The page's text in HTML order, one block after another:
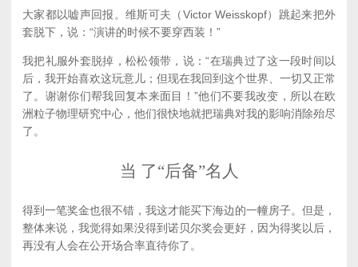
大家都以嘘声回报。维斯可夫（Victor Weisskopf）跳起来把外
套脱下，说：“演讲的时候不要穿西装！”
我把礼服外套脱掉，松松领带，说：“在瑞典过了这一段时间以
后，我开始喜欢这玩意儿；但现在我回到这个世界、一切又正常
了。谢谢你们帮我回复本来面目！”他们不要我改变，所以在欧
洲粒子物理研究中心，他们很快地就把瑞典对我的影响消除殆尽
了。
当 了“后备”名人
得到一笔奖金也很不错，我这才能买下海边的一幢房子。但是，
整体来说，我觉得如果没得到诺贝尔奖会更好，因为得奖以后，
再没有人会在公开场合率直待你了。